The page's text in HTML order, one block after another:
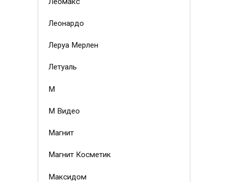
Леонардо
Леруа Мерлен
Летуаль
М
М Видео
Магнит
Магнит Косметик
Максидом